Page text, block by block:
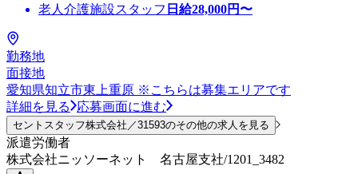
老人介護施設スタッフ 日給28,000円〜
勤務地
面接地
愛知県知立市東上重原 ※こちらは募集エリアです
詳細を見る
応募画面に進む
セントスタッフ株式会社／31593のその他の求人を見る
派遣労働者
株式会社ニッソーネット 名古屋支社/1201_3482